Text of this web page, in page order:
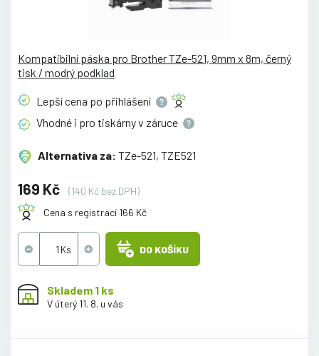
Kompatibilní páska pro Brother TZe-521, 9mm x 8m, černý
tisk / modrý podklad
Lepší cena po přihlášení
Vhodné i pro tiskárny v záruce
Alternativa za: TZe-521, TZE521
169 Kč
(140 Kč bez DPH)
Cena s registrací 166 Kč
DO KOŠÍKU
Skladem 1 ks
V úterý 11. 8. u vás